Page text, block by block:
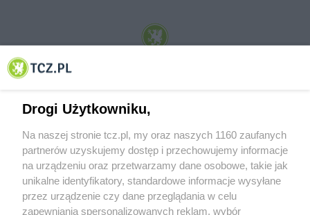
© 2001-2026 Tczew - TCZ.PL Sp. z o.o. Internetowy Serwis Informacyjny Miasta
Drogi Użytkowniku,
Na naszej stronie tcz.pl, my oraz naszych 1160 zaufanych
partnerów uzyskujemy dostęp i przechowujemy informacje
na urządzeniu oraz przetwarzamy dane osobowe, takie jak
unikalne identyfikatory, standardowe informacje wysyłane
przez urządzenie czy dane przeglądania w celu
zapewniania spersonalizowanych reklam, wybór